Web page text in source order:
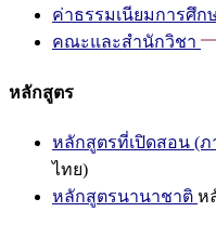
ค่าธรรมเนียมการศึก
คณะและสำนักวิชา
หลักสูตร
หลักสูตรที่เปิดสอน (ภ
ไทย)
หลักสูตรนานาชาติ ห